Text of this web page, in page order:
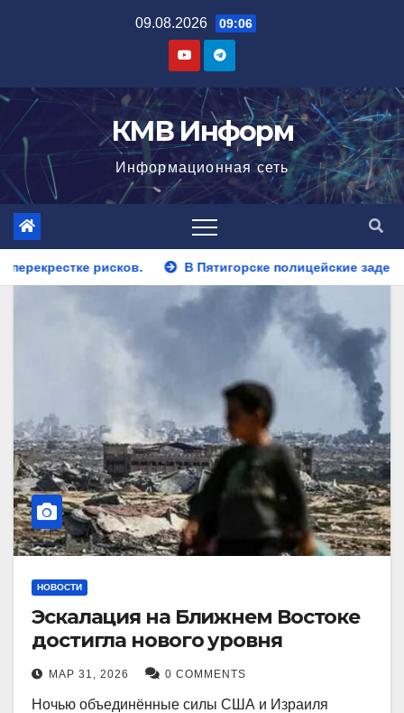
09.08.2026 09:06
КМВ Информ
Информационная сеть
В Пятигорске полицейские задержали закладчика,
НОВОСТИ
Эскалация на Ближнем Востоке
достигла нового уровня
МАР 31, 2026 0 COMMENTS
Ночью объединённые силы США и Израиля